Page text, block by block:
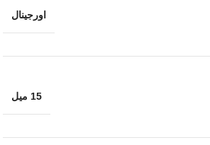
اورجینال
15 میل